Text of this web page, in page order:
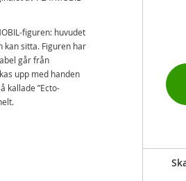
figuren: huvudet
sitta. Figuren har
går från
upp med handen
kallade ”Ecto-